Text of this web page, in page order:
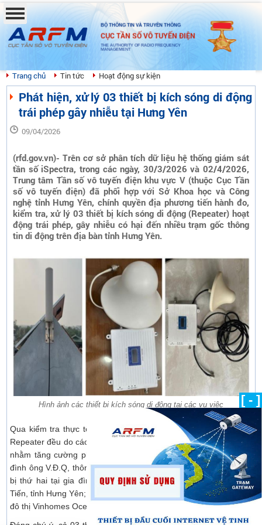
BỘ THÔNG TIN VÀ TRUYỀN THÔNG
CỤC TẦN SỐ VÔ TUYẾN ĐIỆN
THE AUTHORITY OF RADIO FREQUENCY
MANAGEMENT
Trang chủ Tin tức Hoạt động sự kiện
Phát hiện, xử lý 03 thiết bị kích sóng di động
trái phép gây nhiễu tại Hưng Yên
09/04/2026
(rfd.gov.vn)- Trên cơ sở phân tích dữ liệu hệ thống giám sát
tần số iSpectra, trong các ngày, 30/3/2026 và 02/4/2026,
Trung tâm Tần số vô tuyến điện khu vực V (thuộc Cục Tần
số vô tuyến điện) đã phối hợp với Sở Khoa học và Công
nghệ tỉnh Hưng Yên, chính quyền địa phương tiến hành đo,
kiểm tra, xử lý 03 thiết bị kích sóng di động (Repeater) hoạt
động trái phép, gây nhiễu có hại đến nhiều trạm gốc thông
tin di động trên địa bàn tỉnh Hưng Yên.
Hình ảnh các thiết bị kích sóng di động tại các vụ việc
Qua kiểm tra thực tế, lực lượng chức năng xác định 03 thiết bị
Repeater đều do các hộ gia đình tự ý mua sắm, lắp đặt, sử dụng
nhằm tăng cường phủ sóng trong nhà. Thiết bị thứ nhất tại gia
đình ông V.Đ.Q, thôn Yên Lịch, xã Việt Tiến, tỉnh Hưng Yên; thiết
bị thứ hai tại gia đình ông N.H.C, cùng thôn Yên Lịch, xã Việt
Tiến, tỉnh Hưng Yên; và thiết bị thứ ba tại gia đình ông Đ.H.L, khu
đô thị Vinhomes Ocean Park 2, xã Nghĩa Trụ, tỉnh Hưng Yên.
[ - ]